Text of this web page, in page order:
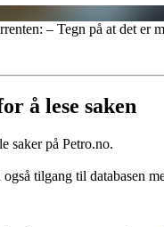
– Tegn på at det er
å lese saken
saker på Petro.no.
tilgang til databasen